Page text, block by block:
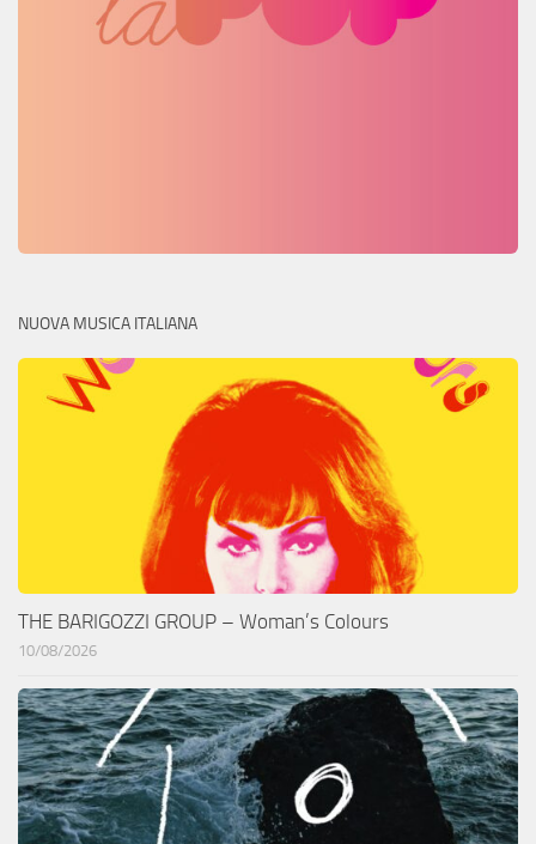
NUOVA MUSICA ITALIANA
THE BARIGOZZI GROUP – Woman’s Colours
10/08/2026